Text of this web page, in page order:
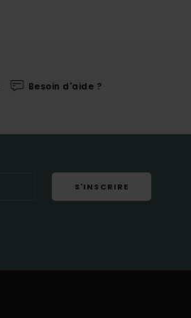
Besoin d'aide ?
S'INSCRIRE